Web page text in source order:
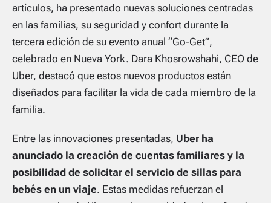
artículos, ha presentado nuevas soluciones centradas
en las familias, su seguridad y confort durante la
tercera edición de su evento anual “Go-Get”,
celebrado en Nueva York. Dara Khosrowshahi, CEO de
Uber, destacó que estos nuevos productos están
diseñados para facilitar la vida de cada miembro de la
familia.
Entre las innovaciones presentadas, Uber ha
anunciado la creación de cuentas familiares y la
posibilidad de solicitar el servicio de sillas para
bebés en un viaje. Estas medidas refuerzan el